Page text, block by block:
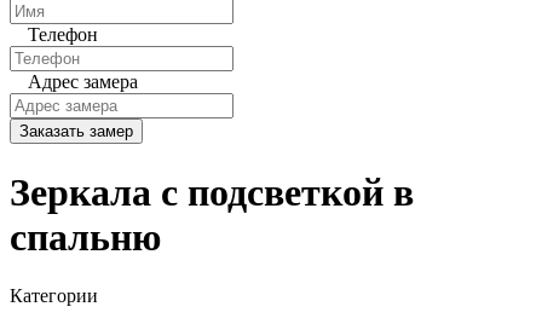
Телефон
Адрес замера
Заказать замер
Зеркала с подсветкой в
спальню
Категории